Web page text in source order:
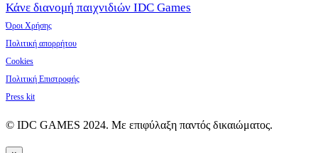
Κάνε διανομή παιχνιδιών IDC Games
Όροι Χρήσης
Πολιτική απορρήτου
Cookies
Πολιτική Επιστροφής
Press kit
© IDC GAMES 2024. Με επιφύλαξη παντός δικαιώματος.